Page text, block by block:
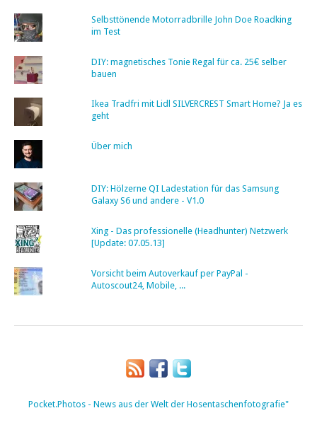
Selbsttönende Motorradbrille John Doe Roadking
im Test
DIY: magnetisches Tonie Regal für ca. 25€ selber
bauen
Ikea Tradfri mit Lidl SILVERCREST Smart Home? Ja es
geht
Über mich
DIY: Hölzerne QI Ladestation für das Samsung
Galaxy S6 und andere - V1.0
Xing - Das professionelle (Headhunter) Netzwerk
[Update: 07.05.13]
Vorsicht beim Autoverkauf per PayPal -
Autoscout24, Mobile, ...
Pocket.Photos - News aus der Welt der Hosentaschenfotografie"